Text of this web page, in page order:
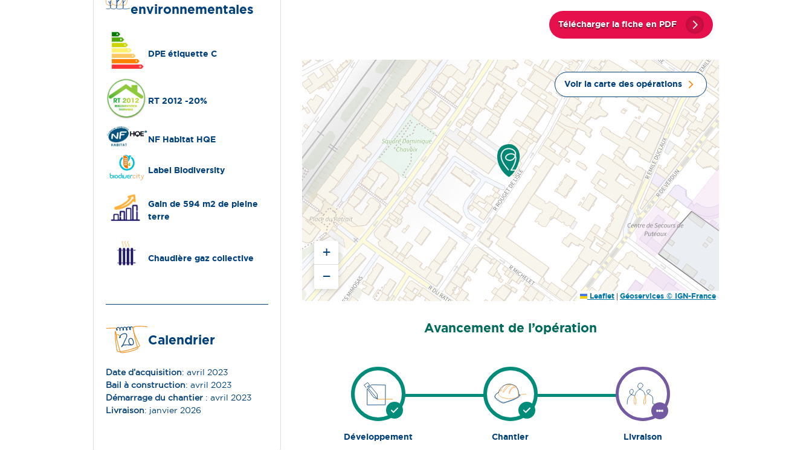
Télécharger la fiche en PDF
+
−
Leaflet | Géoservices © IGN-France
Voir la carte des opérations
Avancement de l’opération
Avancement
Développement
Chantier
Livraison
environnementales
DPE étiquette C
RT 2012 -20%
NF Habitat HQE
Label Biodiversity
Gain de 594 m2 de pleine
terre
Chaudière gaz collective
Calendrier
Date d’acquisition: avril 2023
Bail à construction: avril 2023
Démarrage du chantier : avril 2023
Livraison: janvier 2026